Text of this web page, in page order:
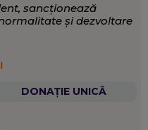
sancționează
și dezvoltare
DONAȚIE UNICĂ